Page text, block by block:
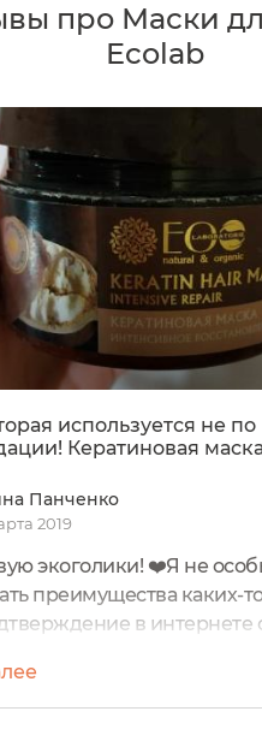
про Маски
Ecolab
используется не по
Кератиновая
Панченко
2019
экоголики! ❤️Я не
преимущества каких-
в интернете
перед силой
восторгов, что я нашла